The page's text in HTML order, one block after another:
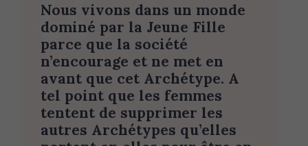
Nous vivons dans un monde
dominé par la Jeune Fille
parce que la société
n’encourage et ne met en
avant que cet Archétype. A
tel point que les femmes
tentent de supprimer les
autres Archétypes qu’elles